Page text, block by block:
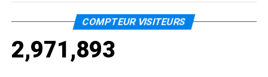
COMPTEUR VISITEURS
2,971,893